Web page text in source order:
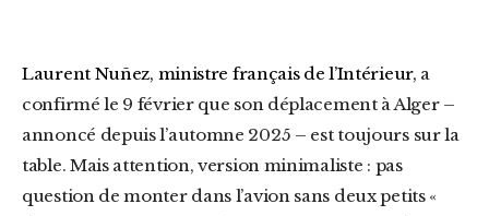
Laurent Nuñez, ministre français de l’Intérieur, a
confirmé le 9 février que son déplacement à Alger –
annoncé depuis l’automne 2025 – est toujours sur la
table. Mais attention, version minimaliste : pas
question de monter dans l’avion sans deux petits «